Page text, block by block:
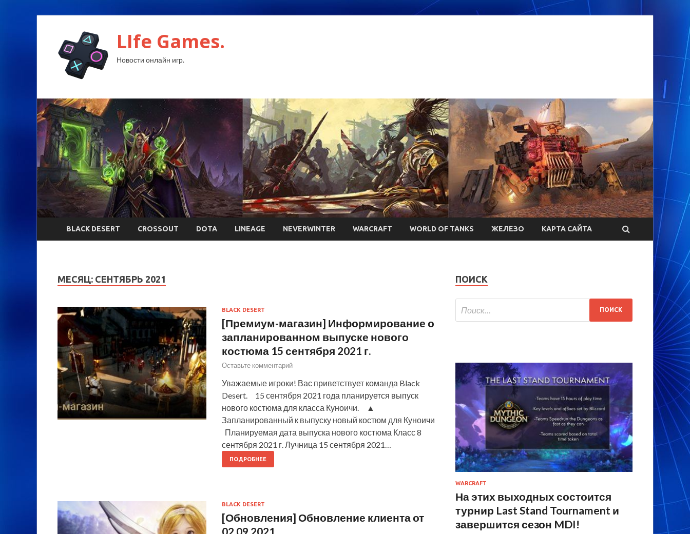
LIfe Games.
Новости онлайн игр.
BLACK DESERT CROSSOUT DOTA LINEAGE NEVERWINTER WARCRAFT WORLD OF TANKS ЖЕЛЕЗО КАРТА САЙТА
МЕСЯЦ: СЕНТЯБРЬ 2021
BLACK DESERT
[Премиум-магазин] Информирование о
запланированном выпуске нового
костюма 15 сентября 2021 г.
Оставьте комментарий
Уважаемые игроки! Вас приветствует команда Black
Desert. 15 сентября 2021 года планируется выпуск
нового костюма для класса Куноичи. ▲
Запланированный к выпуску новый костюм для Куноичи
Планируемая дата выпуска нового костюма Класс 8
сентября 2021 г. Лучница 15 сентября 2021…
ПОДРОБНЕЕ
BLACK DESERT
[Обновления] Обновление клиента от
02.09.2021
ПОИСК
WARCRAFT
На этих выходных состоится
турнир Last Stand Tournament и
завершится сезон MDI!